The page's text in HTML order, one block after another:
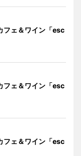
フェ＆ワイン「esc
フェ＆ワイン「esc
フェ＆ワイン「esc